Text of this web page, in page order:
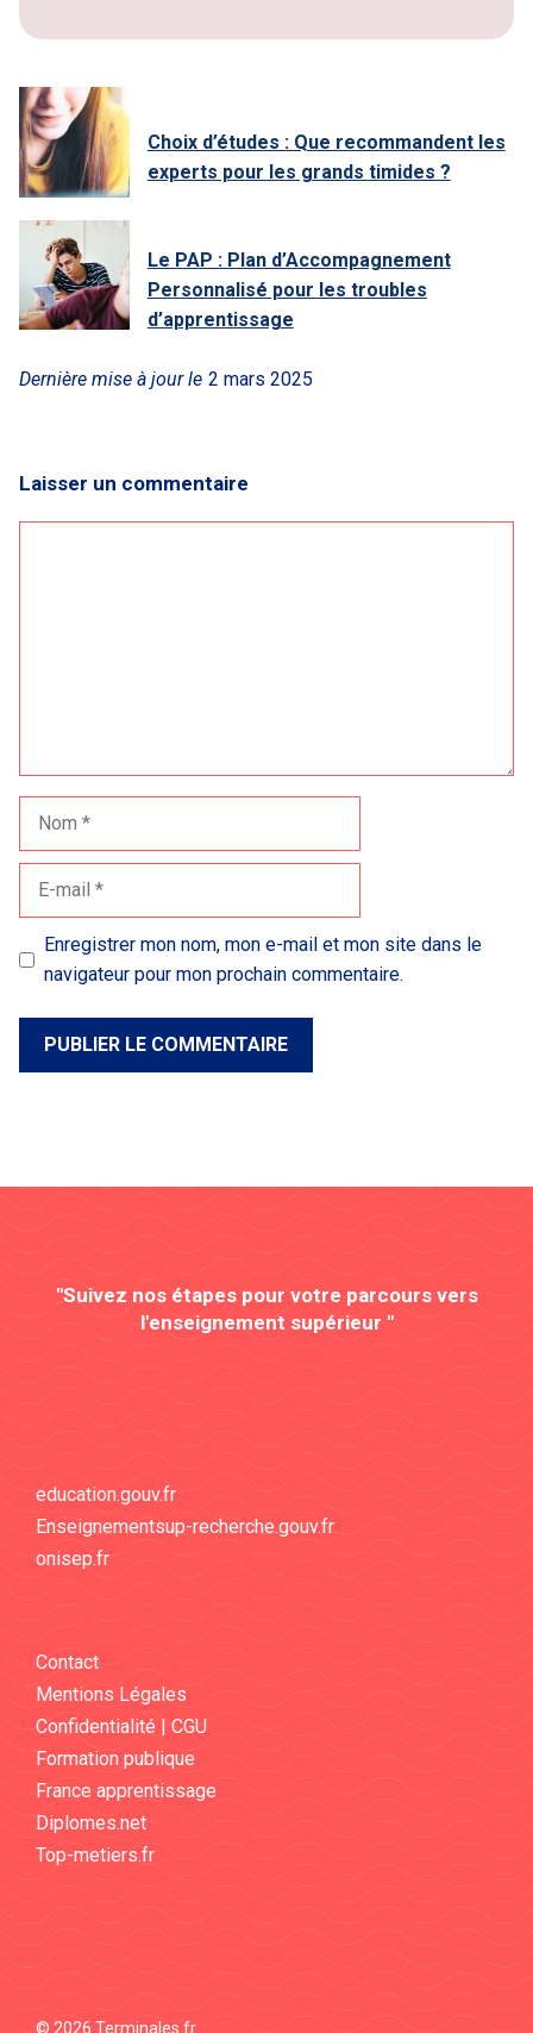
Choix d’études : Que recommandent les
experts pour les grands timides ?
Le PAP : Plan d’Accompagnement
Personnalisé pour les troubles
d’apprentissage
Dernière mise à jour le 2 mars 2025
Laisser un commentaire
Nom
Enregistrer mon nom, mon e-mail et mon site dans le
navigateur pour mon prochain commentaire.
"Suivez nos étapes pour votre parcours vers
l'enseignement supérieur "
education.gouv.fr
Enseignementsup-recherche.gouv.fr
onisep.fr
Contact
Mentions Légales
Confidentialité | CGU
Formation publique
France apprentissage
Diplomes.net
Top-metiers.fr
© 2026 Terminales.fr